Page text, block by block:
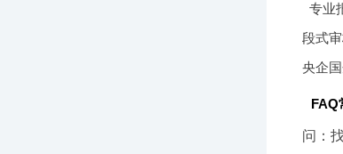
专业
段式
央企
FAQ
问：